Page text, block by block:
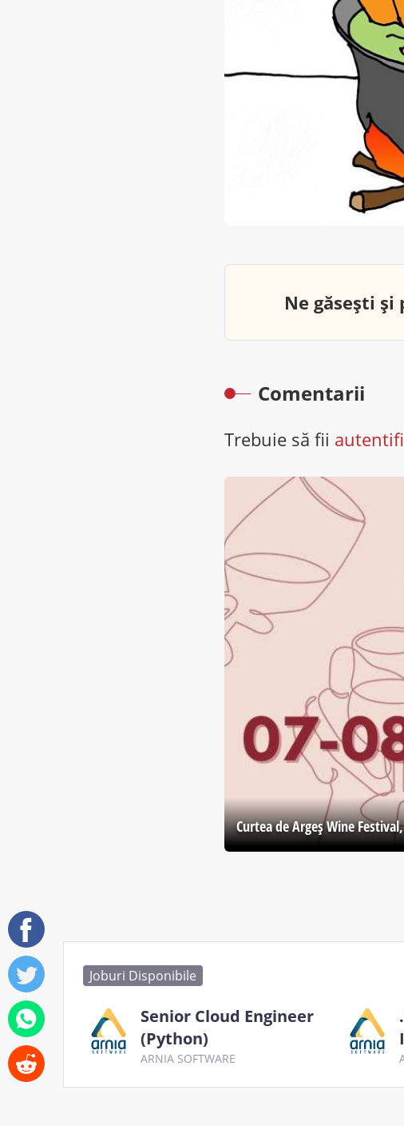
Ne găsești și
Comentarii
Trebuie să fii
Curtea de Argeş Wine
Joburi Disponibile
Senior Cloud Engineer
(Python)
ARNIA SOFTWARE